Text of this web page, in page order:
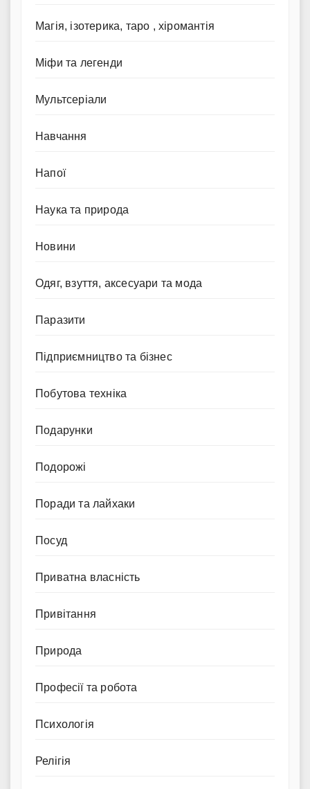
Магія, ізотерика, таро , хіромантія
Міфи та легенди
Мультсеріали
Навчання
Напої
Наука та природа
Новини
Одяг, взуття, аксесуари та мода
Паразити
Підприємництво та бізнес
Побутова техніка
Подарунки
Подорожі
Поради та лайхаки
Посуд
Приватна власність
Привітання
Природа
Професії та робота
Психологія
Релігія